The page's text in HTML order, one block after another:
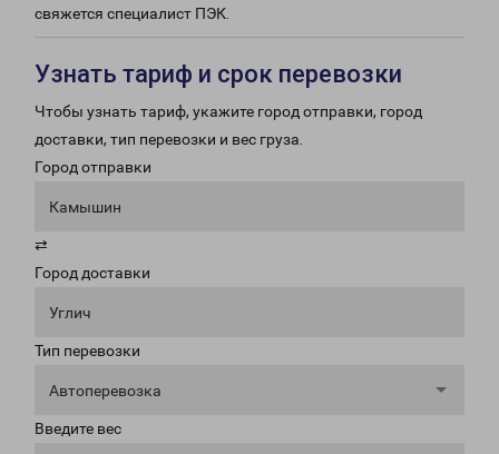
свяжется специалист ПЭК.
Узнать тариф и срок перевозки
Чтобы узнать тариф, укажите город отправки, город
доставки, тип перевозки и вес груза.
Город отправки
Камышин
⇄
Город доставки
Углич
Тип перевозки
Автоперевозка
Введите вес